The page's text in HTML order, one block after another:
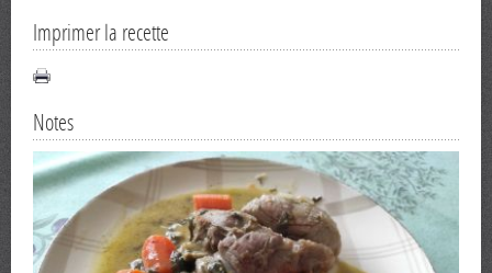
Imprimer la recette
Notes